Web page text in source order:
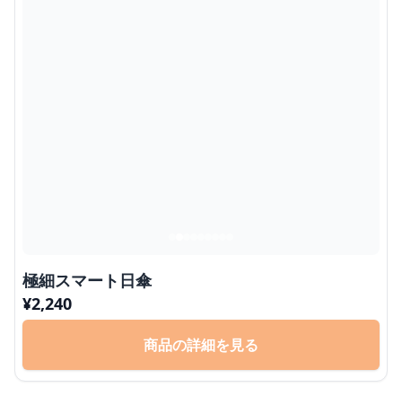
極細スマート日傘
¥2,240
商品の詳細を見る